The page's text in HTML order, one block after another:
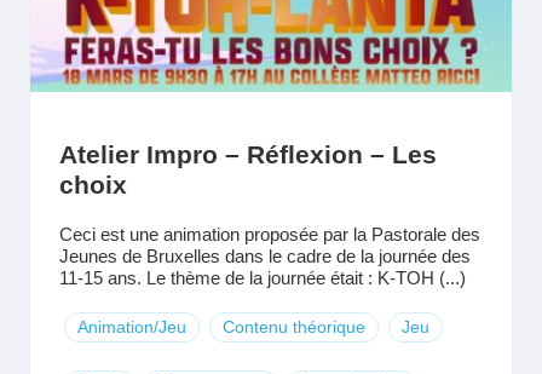
Atelier Impro – Réflexion – Les
choix
Ceci est une animation proposée par la Pastorale des
Jeunes de Bruxelles dans le cadre de la journée des
11-15 ans. Le thème de la journée était : K-TOH (...)
Animation/Jeu Contenu théorique Jeu